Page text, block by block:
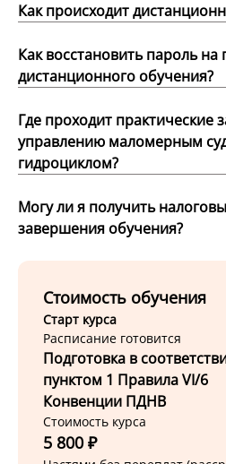
Как происходит
Как восстановить пароль
дистанционного обучения?
Где проходит практические
управлению маломерным
гидроциклом?
Могу ли я получить
завершения обучения?
Стоимость обучения
Старт курса
Расписание готовится
Подготовка в
пунктом 1 Правила VI/6
Конвенции ПДНВ
Стоимость курса
5 800 ₽